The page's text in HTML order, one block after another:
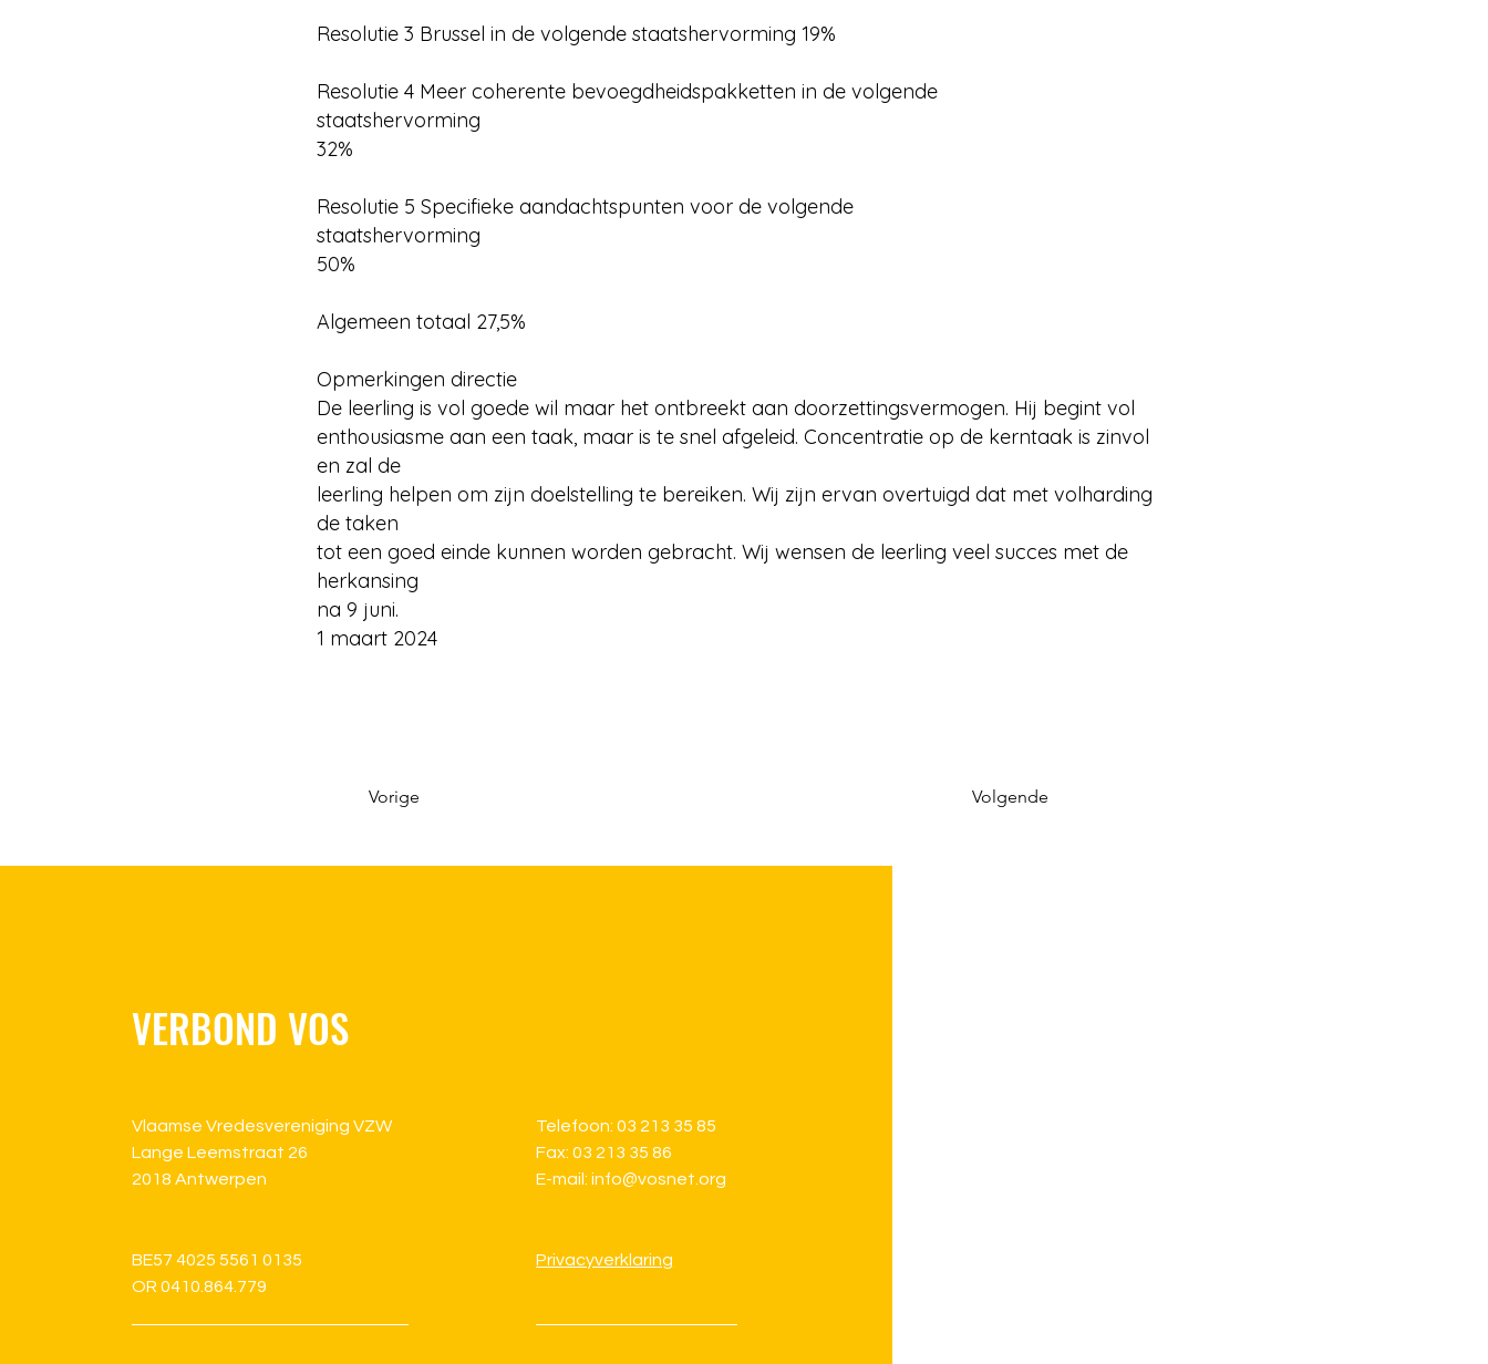
Resolutie 3 Brussel in de volgende staatshervorming 19%
Resolutie 4 Meer coherente bevoegdheidspakketten in de volgende
staatshervorming
32%
Resolutie 5 Specifieke aandachtspunten voor de volgende
staatshervorming
50%
Algemeen totaal 27,5%
Opmerkingen directie
De leerling is vol goede wil maar het ontbreekt aan doorzettingsvermogen. Hij begint vol
enthousiasme aan een taak, maar is te snel afgeleid. Concentratie op de kerntaak is zinvol
en zal de
leerling helpen om zijn doelstelling te bereiken. Wij zijn ervan overtuigd dat met volharding
de taken
tot een goed einde kunnen worden gebracht. Wij wensen de leerling veel succes met de
herkansing
na 9 juni.
1 maart 2024
Vorige Volgende
VERBOND VOS
Vlaamse Vredesvereniging VZW
Lange Leemstraat 26
2018 Antwerpen
BE57 4025 5561 0135
OR 0410.864.779
Telefoon: 03 213 35 85
Fax: 03 213 35 86
E-mail: info@vosnet.org
Privacyverklaring